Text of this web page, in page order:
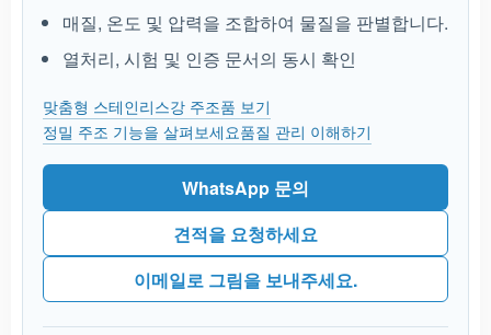
매질, 온도 및 압력을 조합하여 물질을 판별합니다.
열처리, 시험 및 인증 문서의 동시 확인
맞춤형 스테인리스강 주조품 보기
정밀 주조 기능을 살펴보세요품질 관리 이해하기
WhatsApp 문의
견적을 요청하세요
이메일로 그림을 보내주세요.